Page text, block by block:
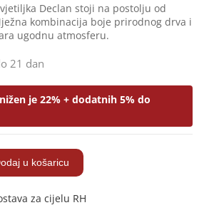
Declan stoji na postolju od
kombinacija boje prirodnog drva i
ugodnu atmosferu.
21 dan
je 22% + dodatnih 5% do
u košaricu
za cijelu RH